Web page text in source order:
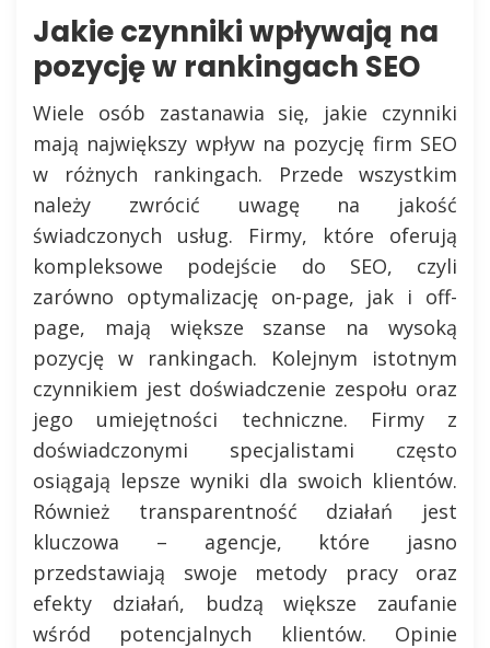
Jakie czynniki wpływają na
pozycję w rankingach SEO
Wiele osób zastanawia się, jakie czynniki
mają największy wpływ na pozycję firm SEO
w różnych rankingach. Przede wszystkim
należy zwrócić uwagę na jakość
świadczonych usług. Firmy, które oferują
kompleksowe podejście do SEO, czyli
zarówno optymalizację on-page, jak i off-
page, mają większe szanse na wysoką
pozycję w rankingach. Kolejnym istotnym
czynnikiem jest doświadczenie zespołu oraz
jego umiejętności techniczne. Firmy z
doświadczonymi specjalistami często
osiągają lepsze wyniki dla swoich klientów.
Również transparentność działań jest
kluczowa – agencje, które jasno
przedstawiają swoje metody pracy oraz
efekty działań, budzą większe zaufanie
wśród potencjalnych klientów. Opinie